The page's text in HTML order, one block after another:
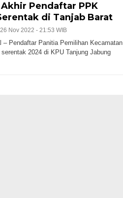
Akhir Pendaftar PPK
di Tanjab Barat
Nov 2022 - 21:53 WIB
– Pendaftar Panitia Pemilihan Kecamatan
2024 di KPU Tanjung Jabung